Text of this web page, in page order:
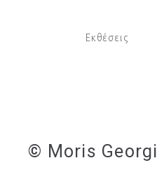
Εκθέσεις
© Moris